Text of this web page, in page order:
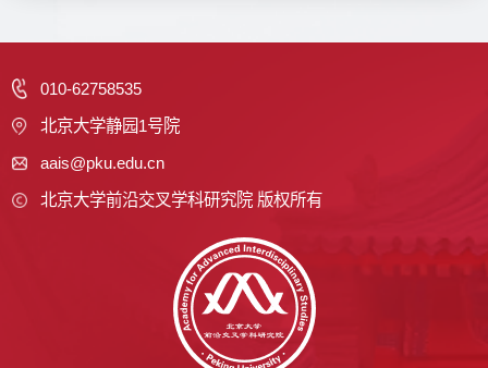
010-62758535
北京大学静园1号院
aais@pku.edu.cn
北京大学前沿交叉学科研究院 版权所有